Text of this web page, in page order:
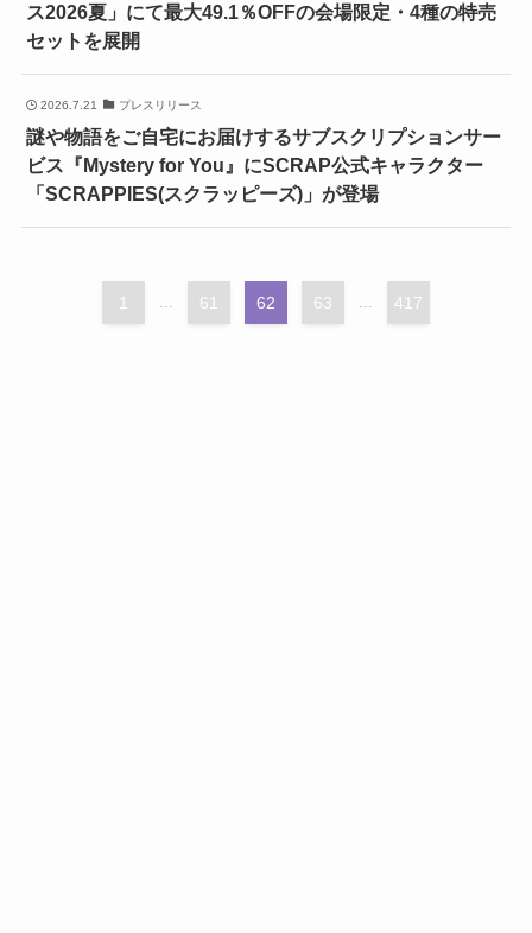
ス2026夏」にて最大49.1％OFFの会場限定・4種の特売
セットを展開
2026.7.21 プレスリリース
謎や物語をご自宅にお届けするサブスクリプションサー
ビス『Mystery for You』にSCRAP公式キャラクター
「SCRAPPIES(スクラッピーズ)」が登場
1 ... 61 62 63 ... 417